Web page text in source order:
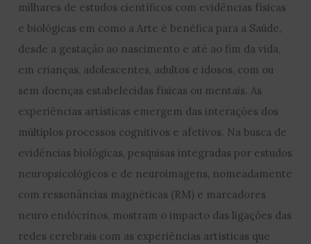
milhares de estudos científicos com evidências físicas
e biológicas em como a Arte é benéfica para a Saúde,
desde a gestação ao nascimento e até ao fim da vida,
em crianças, adolescentes, adultos e idosos, com ou
sem doenças estabelecidas físicas ou mentais. As
experiências artísticas emergem das interações dos
múltiplos processos cognitivos e afetivos. Na busca de
evidências biológicas, pesquisas integradas por estudos
neuropsicológicos e de neuroimagens, nomeadamente
com ressonâncias magnéticas (RM) e marcadores
neuro endócrinos, mostram o impacto das ligações das
redes cerebrais com as experiências artísticas que